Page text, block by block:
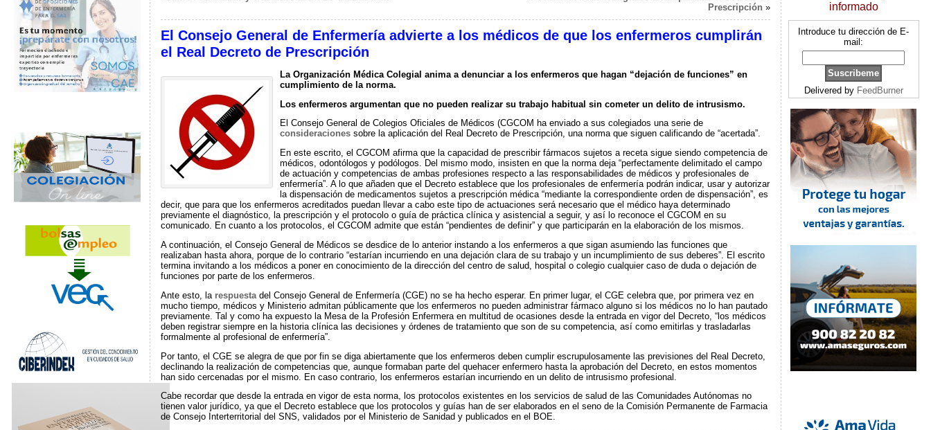
Prescripción »
El Consejo General de Enfermería advierte a los médicos de que los enfermeros cumplirán
el Real Decreto de Prescripción
La Organización Médica Colegial anima a denunciar a los enfermeros que hagan “dejación de funciones” en
cumplimiento de la norma.
Los enfermeros argumentan que no pueden realizar su trabajo habitual sin cometer un delito de intrusismo.
El Consejo General de Colegios Oficiales de Médicos (CGCOM ha enviado a sus colegiados una serie de
consideracionessobre la aplicación del Real Decreto de Prescripción, una norma que siguen calificando de “acertada”.
En este escrito, el CGCOM afirma que la capacidad de prescribir fármacos sujetos a receta sigue siendo competencia de
médicos, odontólogos y podólogos. Del mismo modo, insisten en que la norma deja “perfectamente delimitado el campo
de actuación y competencias de ambas profesiones respecto a las responsabilidades de médicos y profesionales de
enfermería”. A lo que añaden que el Decreto establece que los profesionales de enfermería podrán indicar, usar y autorizar
la dispensación de medicamentos sujetos a prescripción médica “mediante la correspondiente orden de dispensación”, es
decir, que para que los enfermeros acreditados puedan llevar a cabo este tipo de actuaciones será necesario que el médico haya determinado
previamente el diagnóstico, la prescripción y el protocolo o guía de práctica clínica y asistencial a seguir, y así lo reconoce el CGCOM en su
comunicado. En cuanto a los protocolos, el CGCOM admite que están “pendientes de definir” y que participarán en la elaboración de los mismos.
A continuación, el Consejo General de Médicos se desdice de lo anterior instando a los enfermeros a que sigan asumiendo las funciones que
realizaban hasta ahora, porque de lo contrario “estarían incurriendo en una dejación clara de su trabajo y un incumplimiento de sus deberes”. El escrito
termina invitando a los médicos a poner en conocimiento de la dirección del centro de salud, hospital o colegio cualquier caso de duda o dejación de
funciones por parte de los enfermeros.
Ante esto, la respuestadel Consejo General de Enfermería (CGE) no se ha hecho esperar. En primer lugar, el CGE celebra que, por primera vez en
mucho tiempo, médicos y Ministerio admitan públicamente que los enfermeros no pueden administrar fármaco alguno si los médicos no lo han pautado
previamente. Tal y como ha expuesto la Mesa de la Profesión Enfermera en multitud de ocasiones desde la entrada en vigor del Decreto, “los médicos
deben registrar siempre en la historia clínica las decisiones y órdenes de tratamiento que son de su competencia, así como emitirlas y trasladarlas
formalmente al profesional de enfermería”.
Por tanto, el CGE se alegra de que por fin se diga abiertamente que los enfermeros deben cumplir escrupulosamente las previsiones del Real Decreto,
declinando la realización de competencias que, aunque formaban parte del quehacer enfermero hasta la aprobación del Decreto, en estos momentos
han sido cercenadas por el mismo. En caso contrario, los enfermeros estarían incurriendo en un delito de intrusismo profesional.
Cabe recordar que desde la entrada en vigor de esta norma, los protocolos existentes en los servicios de salud de las Comunidades Autónomas no
tienen valor jurídico, ya que el Decreto establece que los protocolos y guías han de ser elaborados en el seno de la Comisión Permanente de Farmacia
de Consejo Interterritorial del SNS, validados por el Ministerio de Sanidad y publicados en el BOE.
informado
Introduce tu dirección de E-
mail:
Delivered by FeedBurner